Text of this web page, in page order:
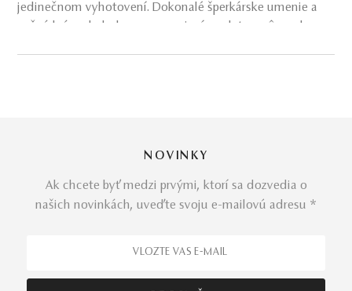
jedinečnom vyhotovení. Dokonalé šperkárske umenie a
večná krása drahokamov v spojení so zlatom rôznych
ružového zlata, opálov a ružových zafírov.
Mangoočaria na prvý aj každý ďalší pohľad – ide o
zosobnenie jedinečného klenotníckeho kumštu,
Dostupné sú aj ďalšie krásnevariácie náušnícMangov
NOVINKY
Ak chcete byť medzi prvými, ktorí sa dozvedia o
našich novinkách, uveďte svoju e-mailovú adresu *